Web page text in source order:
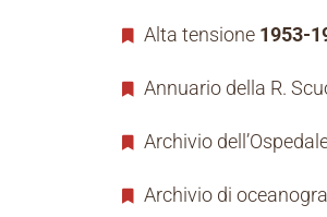
Alta tensione 1953-
Annuario della R.
Archivio
Archivio di